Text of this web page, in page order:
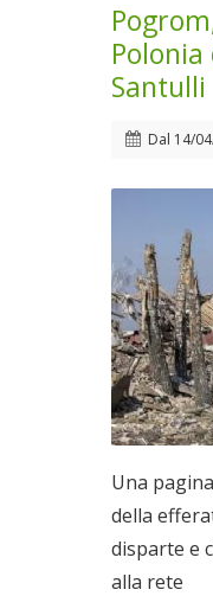
Santulli
Dal 14/
Una
della
disparte e
alla rete